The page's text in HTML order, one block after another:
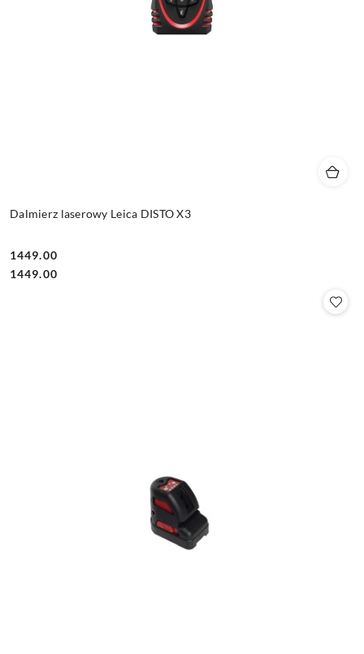
Dalmierz laserowy Leica DISTO X3
Cena:
1449.00
Cena:
1449.00